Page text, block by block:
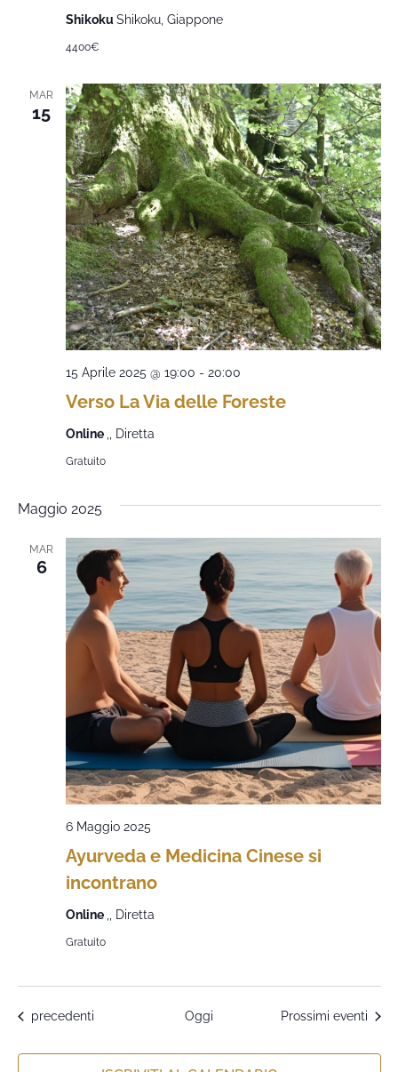
Shikoku Shikoku, Giappone
4400€
MAR
15
Verso La Via delle Foreste
15 Aprile 2025 @ 19:00 - 20:00
Online ,, Diretta
Gratuito
Maggio 2025
MAR
6
Ayurveda e Medicina Cinese si
incontrano
6 Maggio 2025
Online ,, Diretta
Gratuito
Eventi
precedenti Oggi Prossimi eventi